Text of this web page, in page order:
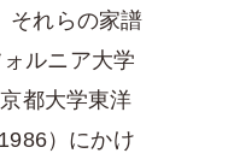
それらの家譜
ルニア大学
都大学東洋
）にかけ